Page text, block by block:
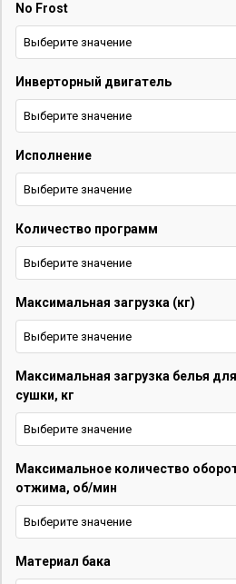
Морозильные
Ноутбуки
Стиральные
Телевизоры
Холодильники
+375 29 377 88 33
техника и ТВ
техника и ТВ
+375 29 677 54 10
No Frost
Выберите значение
Инверторный двигатель
Выберите значение
Исполнение
Выберите значение
Количество программ
Выберите значение
Максимальная загрузка (кг)
Выберите значение
Максимальная загрузка белья для
сушки, кг
Выберите значение
Максимальное количество
отжима, об/мин
Выберите значение
Материал бака